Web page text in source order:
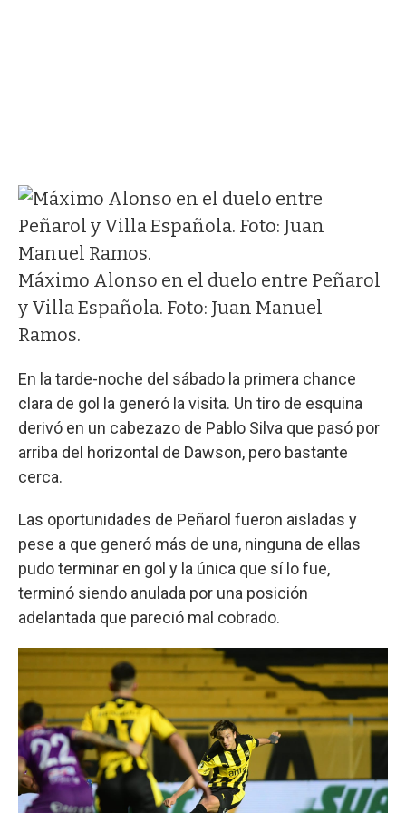
Máximo Alonso en el duelo entre Peñarol
y Villa Española. Foto: Juan Manuel
Ramos.
En la tarde-noche del sábado la primera chance
clara de gol la generó la visita. Un tiro de esquina
derivó en un cabezazo de Pablo Silva que pasó por
arriba del horizontal de Dawson, pero bastante
cerca.
Las oportunidades de Peñarol fueron aisladas y
pese a que generó más de una, ninguna de ellas
pudo terminar en gol y la única que sí lo fue,
terminó siendo anulada por una posición
adelantada que pareció mal cobrado.